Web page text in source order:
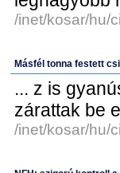
/inet/kosar/hu/
Másfél tonna festett
... z is
zárattak be
/inet/kosar/hu/